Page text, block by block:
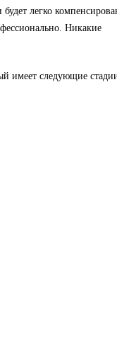
легко
Никакие
имеет следующие